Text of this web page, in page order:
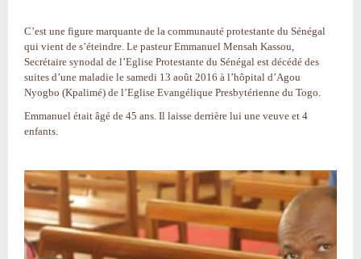
C’est une figure marquante de la communauté protestante du Sénégal
qui vient de s’éteindre. Le pasteur Emmanuel Mensah Kassou,
Secrétaire synodal de l’Eglise Protestante du Sénégal est décédé des
suites d’une maladie le samedi 13 août 2016 à l’hôpital d’Agou
Nyogbo (Kpalimé) de l’Eglise Evangélique Presbytérienne du Togo.
Emmanuel était âgé de 45 ans. Il laisse derrière lui une veuve et 4
enfants.